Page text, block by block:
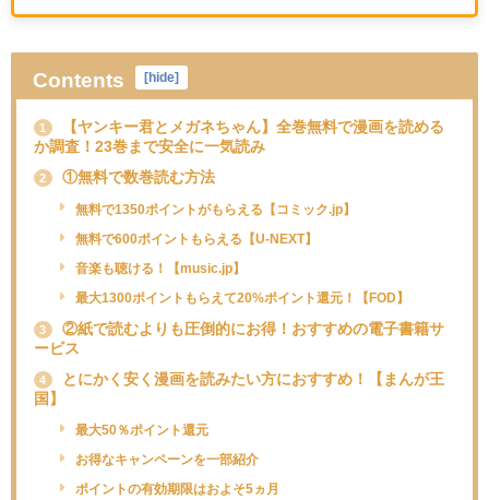
Contents [hide]
1
【ヤンキー君とメガネちゃん】全巻無料で漫画を読める
か調査！23巻まで安全に一気読み
2 ①無料で数巻読む方法
無料で1350ポイントがもらえる【コミック.jp】
無料で600ポイントもらえる【U-NEXT】
音楽も聴ける！【music.jp】
最大1300ポイントもらえて20%ポイント還元！【FOD】
3
②紙で読むよりも圧倒的にお得！おすすめの電子書籍サ
ービス
4
とにかく安く漫画を読みたい方におすすめ！【まんが王
国】
最大50％ポイント還元
お得なキャンペーンを一部紹介
ポイントの有効期限はおよそ5ヵ月